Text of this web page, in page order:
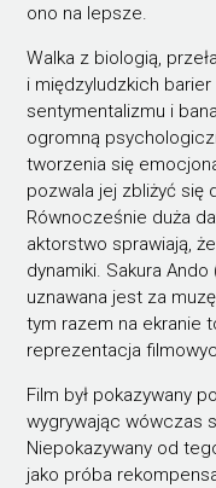
ono na lepsze.
Walka z biologią,
i międzyludzkich
sentymentalizmu i
ogromną
tworzenia się
pozwala jej zbliżyć się
Równocześnie duża
aktorstwo sprawiają,
dynamiki. Sakura
uznawana jest za
tym razem na ekranie
reprezentacja
Film był pokazywany
wygrywając wówczas
Niepokazywany od
jako próba